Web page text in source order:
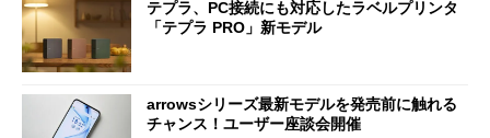
テプラ、PC接続にも対応したラベルプリンタ
「テプラ PRO」新モデル
arrowsシリーズ最新モデルを発売前に触れる
チャンス！ユーザー座談会開催